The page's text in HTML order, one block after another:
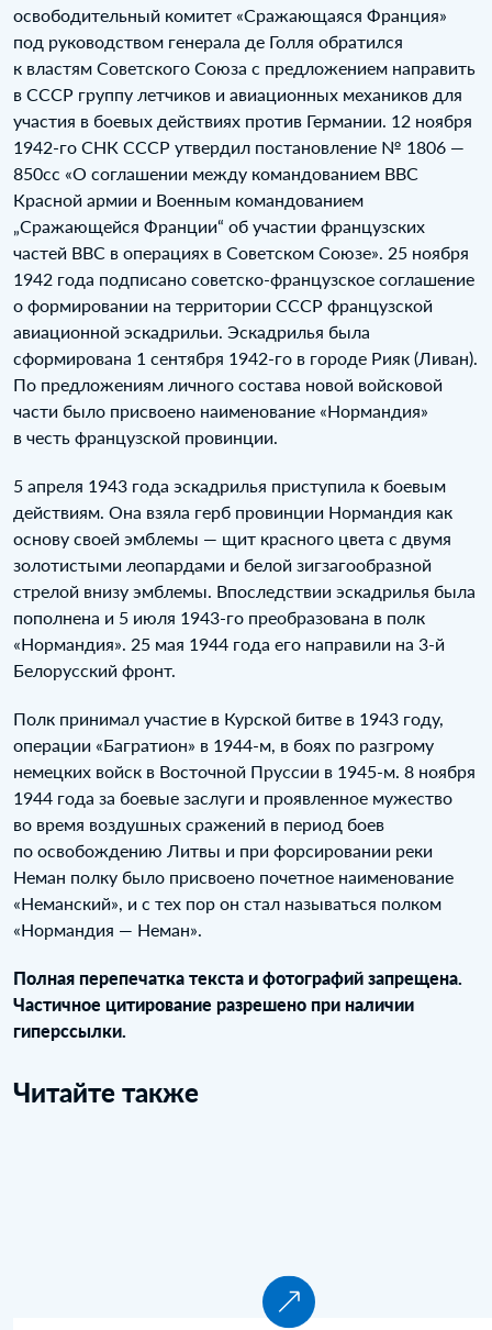
освободительный комитет «Сражающаяся Франция»
под руководством генерала де Голля обратился
к властям Советского Союза с предложением направить
в СССР группу летчиков и авиационных механиков для
участия в боевых действиях против Германии. 12 ноября
1942-го СНК СССР утвердил постановление № 1806 —
850сс «О соглашении между командованием ВВС
Красной армии и Военным командованием
„Сражающейся Франции“ об участии французских
частей ВВС в операциях в Советском Союзе». 25 ноября
1942 года подписано советско-французское соглашение
о формировании на территории СССР французской
авиационной эскадрильи. Эскадрилья была
сформирована 1 сентября 1942-го в городе Рияк (Ливан).
По предложениям личного состава новой войсковой
части было присвоено наименование «Нормандия»
в честь французской провинции.
5 апреля 1943 года эскадрилья приступила к боевым
действиям. Она взяла герб провинции Нормандия как
основу своей эмблемы — щит красного цвета с двумя
золотистыми леопардами и белой зигзаго­образной
стрелой внизу эмблемы. Впоследствии эскадрилья была
пополнена и 5 июля 1943-го преобразована в полк
«Нормандия». 25 мая 1944 года его направили на 3‑й
Белорусский фронт.
Полк принимал участие в Курской битве в 1943 году,
операции «Багратион» в 1944‑м, в боях по разгрому
немецких войск в Восточной Пруссии в 1945-м. 8 ноября
1944 года за боевые заслуги и проявленное мужество
во время воздушных сражений в период боев
по освобождению Литвы и при форсировании реки
Неман полку было присвоено почетное наименование
«Неманский», и с тех пор он стал называться полком
«Нормандия — Неман».
Полная перепечатка текста и фотографий запрещена.
Частичное цитирование разрешено при наличии
гиперссылки.
Читайте также